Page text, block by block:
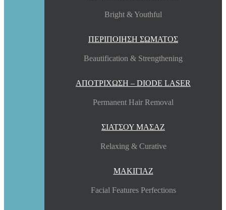
Bright & Youthful
ΠΕΡΙΠΟΙΗΣΗ ΣΩΜΑΤΟΣ
Beautification & Strengthening
ΑΠΟΤΡΙΧΩΣΗ – DIODE LASER
Permanent Hair Removal
ΣΙΑΤΣΟΥ ΜΑΣΑΖ
Relaxing & Curative
ΜΑΚΙΓΙΑΖ
Facial Features Perfections